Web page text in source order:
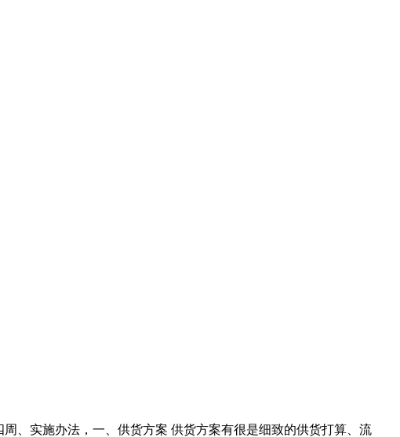
、实施办法，一、供货方案 供货方案有很是细致的供货打算、流